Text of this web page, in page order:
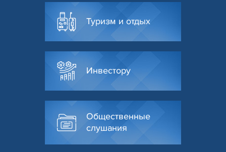
Туризм и отдых
Инвестору
Общественные
слушания